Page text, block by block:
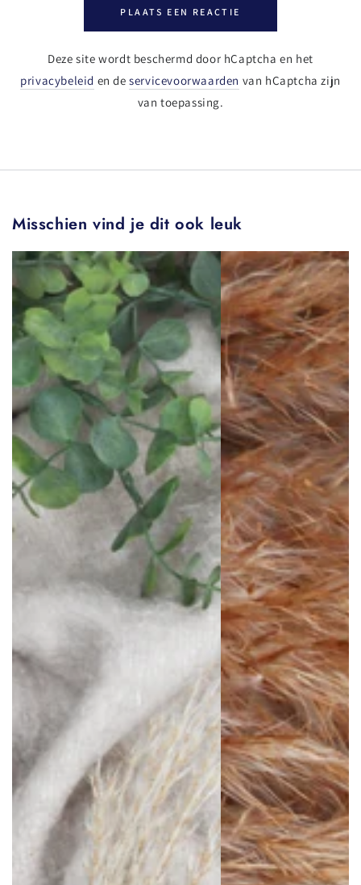
PLAATS EEN REACTIE
Deze site wordt beschermd door hCaptcha en het
privacybeleid en deservicevoorwaarden van hCaptcha zijn
van toepassing.
Misschien vind je dit ook leuk